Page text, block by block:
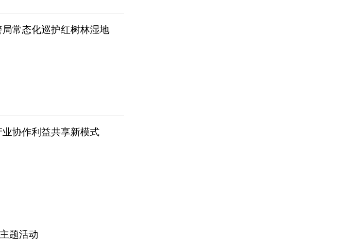
常态化巡护红树林湿地
协作利益共享新模式
题活动